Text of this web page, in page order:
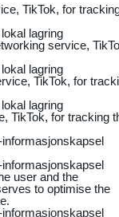
TikTok, for
lagring
service,
lagring
TikTok, for
lagring
TikTok, for tracking
user and the
to optimise the